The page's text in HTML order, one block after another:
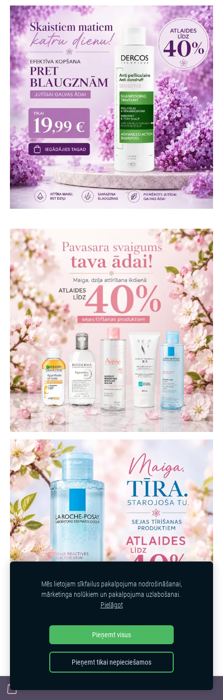
Mēs lietojam sīkfailus pakalpojuma nodrošināšanai,
mārketinga nolūkiem un pakalpojuma uzlabošanai.
Pielāgot
Pieņemt visus
Pieņemt tikai nepieciešamos